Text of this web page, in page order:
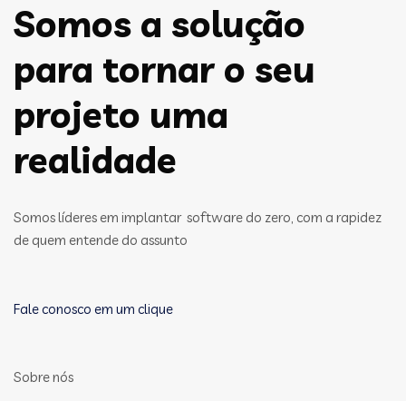
Somos a solução
para tornar o seu
projeto uma
realidade
Somos líderes em implantar software do zero, com a rapidez
de quem entende do assunto
Fale conosco em um clique
Sobre nós